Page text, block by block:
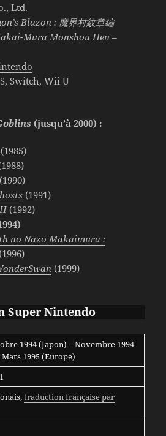
Ltd.
Blazon : 魔界村紋章編
Mura Monshou Hen –
Switch, Wii U
(jusqu’à 2000) :
(1985)
(1990)
(1991)
(1992)
no Nazo Makaimura :
(1996)
(1999)
Super Nintendo
1994 (Japon) – Novembre 1994
1995 (Europe)
1
traduction française par